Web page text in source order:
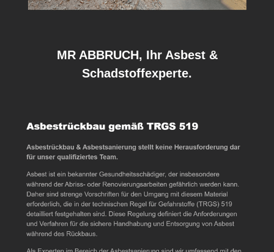
MR ABBRUCH, Ihr Asbest &
Schadstoffexperte.